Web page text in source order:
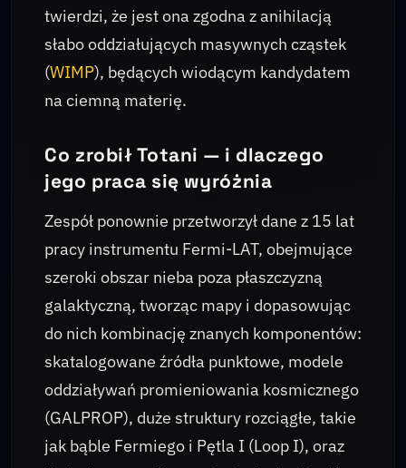
twierdzi, że jest ona zgodna z anihilacją
słabo oddziałujących masywnych cząstek
(WIMP), będących wiodącym kandydatem
na ciemną materię.
Co zrobił Totani — i dlaczego
jego praca się wyróżnia
Zespół ponownie przetworzył dane z 15 lat
pracy instrumentu Fermi-LAT, obejmujące
szeroki obszar nieba poza płaszczyzną
galaktyczną, tworząc mapy i dopasowując
do nich kombinację znanych komponentów:
skatalogowane źródła punktowe, modele
oddziaływań promieniowania kosmicznego
(GALPROP), duże struktury rozciągłe, takie
jak bąble Fermiego i Pętla I (Loop I), oraz